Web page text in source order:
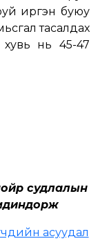
иргэн буюу
тасалдах
хувь нь 45-47
судлалын
асуудал